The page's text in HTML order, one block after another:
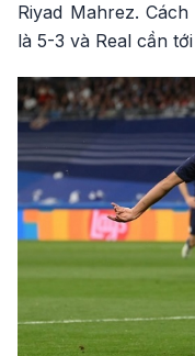
Riyad Mahrez.
là 5-3 và Real cần